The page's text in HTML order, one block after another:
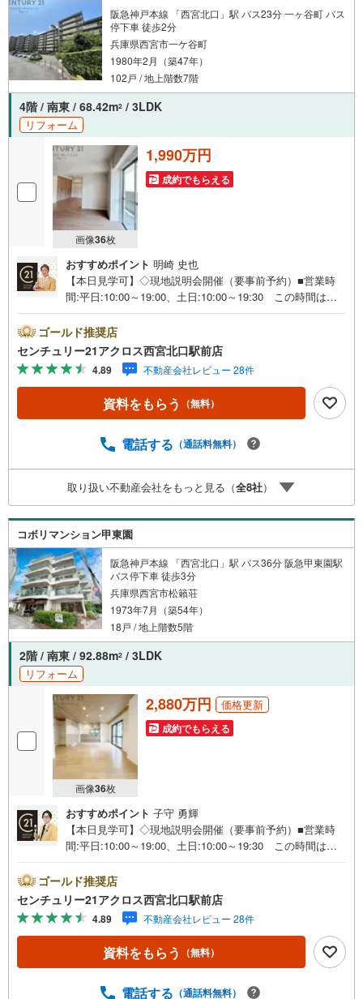
阪急神戸本線 「西宮北口」駅 バス23分 一ヶ谷町 バス
停下車 徒歩2分
兵庫県西宮市一ケ谷町
1980年2月（築47年）
102戸 / 地上階数7階
4階 / 南東 / 68.42m2 / 3LDK
リフォーム
画像36枚
1,990万円
成約でもらえる
おすすめポイント 明崎 史也
【本日見学可】◇現地説明会開催（要事前予約）■営業時
間:平日:10:00～19:00、土日:10:00～19:30 この時間はお
03戸の大規模マンションになります。令和8年7月室内全面
リフォーム済みとなっております。南西向きバルコニー付
きで陽当たり眺望通風良好♪○センチュリー21アクロスグル
ープの3つの特徴○■センチュリー21グループで28年連続No.
1（1997年～2024年兵庫地区仲介実績） 西宮・尼崎・伊
丹・宝塚にて8店舗展開中。阪神間での購入や売却は当店に
す。 8店舗すべて駅前にございますが、お車でのお越しも
新築戸建や、1000万円台の中古マンションを始め多数物件
を取り扱っています。Yahoo！不動産に掲載しきれない物
件もご紹介できます。お気軽にお問合せください。
ゴールド推奨店
センチュリー21アクロス西宮北口駅前店
4.89 不動産会社レビュー 28件
資料をもらう （無料）
電話する （通話料無料）
取り扱い不動産会社をもっと見る（全8社）
コボリマンション甲東園
阪急神戸本線 「西宮北口」駅 バス36分 阪急甲東園駅
バス停下車 徒歩3分
兵庫県西宮市松籟荘
1973年7月（築54年）
18戸 / 地上階数5階
2階 / 南東 / 92.88m2 / 3LDK
リフォーム
画像36枚
2,880万円 価格更新
成約でもらえる
おすすめポイント 子守 勇輝
【本日見学可】◇現地説明会開催（要事前予約）■営業時
間:平日:10:00～19:00、土日:10:00～19:30 この時間はお
フォーム済みのメゾネットタイプ。阪急「甲東園」駅徒歩3
分の交通便利な立地です。甲東園小学校まで約480m、甲陵
中学校まで約1040m。角住戸で2面バルコニー付き陽当たり
通風良好です♪○センチュリー21アクロスグループの3つの
特徴○■センチュリー21グループで28年連続No.1（1997年～
2024年兵庫地区仲介実績） 西宮・尼崎・伊丹・宝塚にて
■お客様駐車場、キッズスペースがございます。 8店舗す
ゴールド推奨店
センチュリー21アクロス西宮北口駅前店
4.89 不動産会社レビュー 28件
資料をもらう （無料）
電話する （通話料無料）